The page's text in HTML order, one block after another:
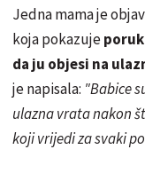
Jedna mama je
koja pokazuje
da ju objesi na
je napisala: "Babice
ulazna vrata nakon
koji vrijedi za svaki